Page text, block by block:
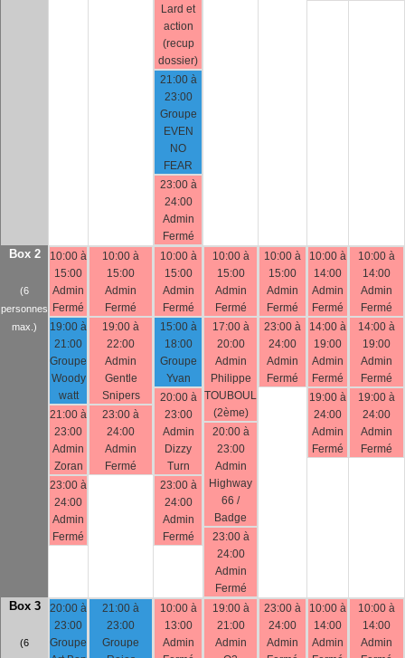
Lard et
action
(recup
dossier)
21:00 à
23:00
Groupe
EVEN
NO
FEAR
23:00 à
24:00
Admin
Fermé
Box 2
(6
personnes
max.)
10:00 à
15:00
Admin
Fermé
19:00 à
21:00
Groupe
Woody
watt
21:00 à
23:00
Admin
Zoran
23:00 à
24:00
Admin
Fermé
10:00 à
15:00
Admin
Fermé
19:00 à
22:00
Admin
Gentle
Snipers
23:00 à
24:00
Admin
Fermé
10:00 à
15:00
Admin
Fermé
15:00 à
18:00
Groupe
Yvan
20:00 à
23:00
Admin
Dizzy
Turn
23:00 à
24:00
Admin
Fermé
10:00 à
15:00
Admin
Fermé
17:00 à
20:00
Admin
Philippe
TOUBOUL
(2ème)
20:00 à
23:00
Admin
Highway
66 /
Badge
23:00 à
24:00
Admin
Fermé
10:00 à
15:00
Admin
Fermé
23:00 à
24:00
Admin
Fermé
10:00 à
14:00
Admin
Fermé
14:00 à
19:00
Admin
Fermé
19:00 à
24:00
Admin
Fermé
10:00 à
14:00
Admin
Fermé
14:00 à
19:00
Admin
Fermé
19:00 à
24:00
Admin
Fermé
Box 3
(6
20:00 à
23:00
Groupe
21:00 à
23:00
Groupe
10:00 à
13:00
Admin
19:00 à
21:00
Admin
23:00 à
24:00
Admin
10:00 à
14:00
Admin
10:00 à
14:00
Admin